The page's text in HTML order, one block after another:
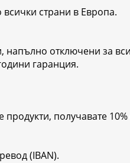
страни в Европа.
напълно отключени за
гаранция.
получавате 10%
(IBAN).